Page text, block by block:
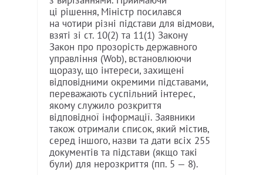
ці рішення, Міністр посилався
на чотири різні підстави для відмови,
взяті зі ст. 10(2) та 11(1) Закону
Закон про прозорість державного
управління (Wob), встановлюючи
щоразу, що інтереси, захищені
відповідними окремими підставами,
переважають суспільний інтерес,
якому служило розкриття
відповідної інформації. Заявники
також отримали список, який містив,
серед іншого, назви та дати всіх 255
документів та підстави (якщо такі
були) для нерозкриття (пп. 5 — 8).